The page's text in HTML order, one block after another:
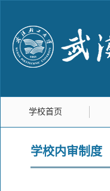
学校首页
学校内审制度